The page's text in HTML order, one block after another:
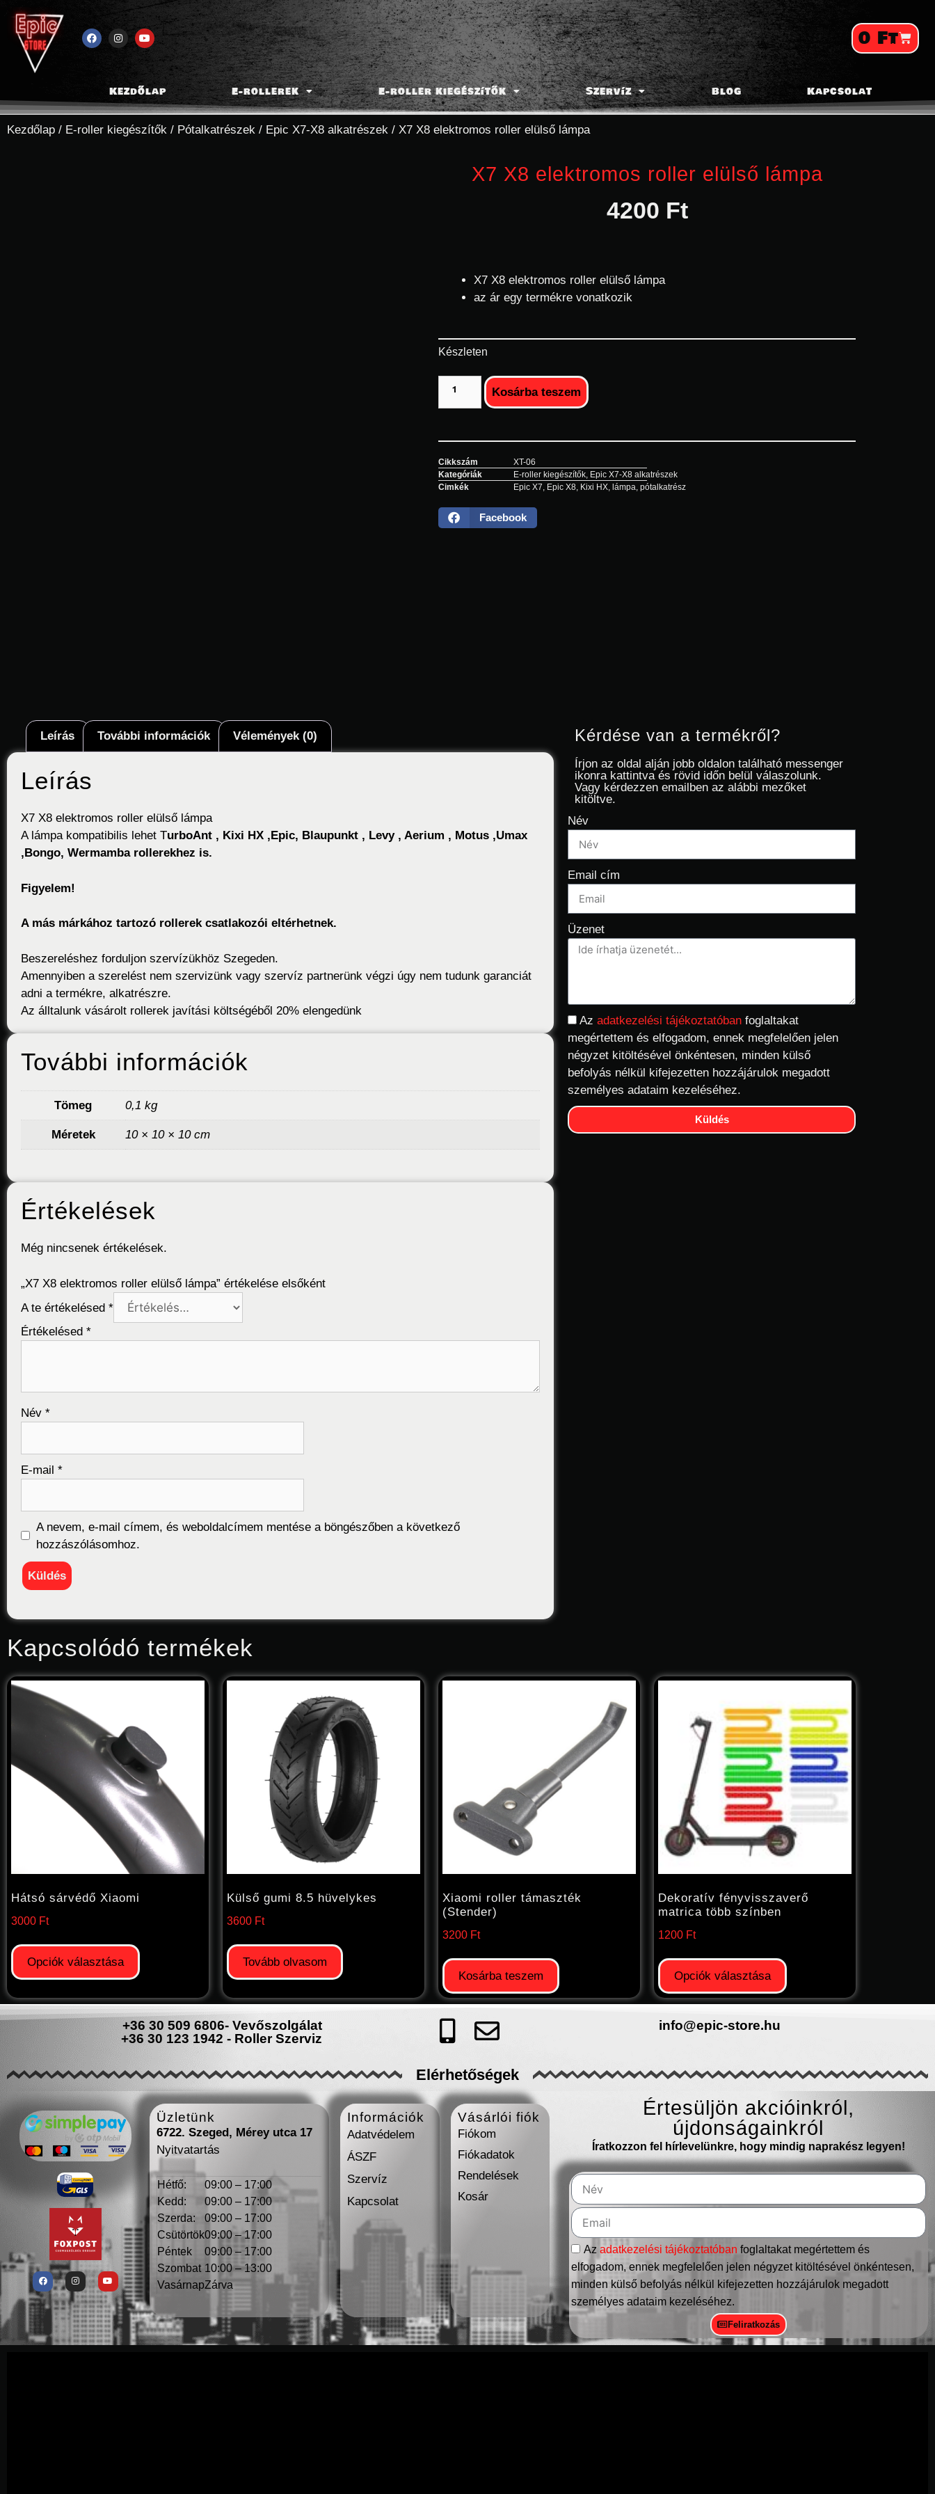
0 Ft
Kezdőlap E-rollerek E-roller kiegészítők Szervíz Blog Kapcsolat
Kezdőlap / E-roller kiegészítők / Pótalkatrészek / Epic X7-X8 alkatrészek / X7 X8 elektromos roller elülső lámpa
X7 X8 elektromos roller elülső lámpa
4200 Ft
X7 X8 elektromos roller elülső lámpa
az ár egy termékre vonatkozik
Készleten
Kosárba teszem
Cikkszám
XT-06
Kategóriák
E-roller kiegészítők, Epic X7-X8 alkatrészek
Cimkék
Epic X7, Epic X8, Kixi HX, lámpa, pótalkatrész
Facebook
Leírás További információk Vélemények (0)
Leírás
X7 X8 elektromos roller elülső lámpa
A lámpa kompatibilis lehet TurboAnt , Kixi HX ,Epic, Blaupunkt , Levy , Aerium , Motus ,Umax
,Bongo, Wermamba rollerekhez is.
Figyelem!
A más márkához tartozó rollerek csatlakozói eltérhetnek.
Beszereléshez forduljon szervízükhöz Szegeden.
Amennyiben a szerelést nem szervizünk vagy szervíz partnerünk végzi úgy nem tudunk garanciát
adni a termékre, alkatrészre.
Az álltalunk vásárolt rollerek javítási költségéből 20% elengedünk
További információk
Tömeg 0,1 kg
Méretek 10 × 10 × 10 cm
Értékelések
Még nincsenek értékelések.
„X7 X8 elektromos roller elülső lámpa” értékelése elsőként
A te értékelésed *
Értékelésed *
Név *
E-mail *
A nevem, e-mail címem, és weboldalcímem mentése a böngészőben a következő
hozzászólásomhoz.
Kérdése van a termékről?
Írjon az oldal alján jobb oldalon található messenger
ikonra kattintva és rövid időn belül válaszolunk.
Vagy kérdezzen emailben az alábbi mezőket
kitöltve.
Név
Email cím
Üzenet
Az adatkezelési tájékoztatóban foglaltakat
megértettem és elfogadom, ennek megfelelően jelen
négyzet kitöltésével önkéntesen, minden külső
befolyás nélkül kifejezetten hozzájárulok megadott
személyes adataim kezeléséhez.
Küldés
Kapcsolódó termékek
Hátsó sárvédő Xiaomi
3000 Ft
Opciók választása
Külső gumi 8.5 hüvelykes
3600 Ft
Tovább olvasom
Xiaomi roller támaszték
(Stender)
3200 Ft
Kosárba teszem
Dekoratív fényvisszaverő
matrica több színben
1200 Ft
Opciók választása
+36 30 509 6806- Vevőszolgálat
+36 30 123 1942 - Roller Szerviz
info@epic-store.hu
Elérhetőségek
Üzletünk
6722. Szeged, Mérey utca 17
Nyitvatartás
Hétfő:
09:00 – 17:00
Kedd:
09:00 – 17:00
Szerda:
09:00 – 17:00
Csütörtök09:00 – 17:00
Péntek
09:00 – 17:00
Szombat 10:00 – 13:00
VasárnapZárva
Információk
Adatvédelem
ÁSZF
Szervíz
Kapcsolat
Vásárlói fiók
Fiókom
Fiókadatok
Rendelések
Kosár
Értesüljön akcióinkról,
újdonságainkról
Íratkozzon fel hírlevelünkre, hogy mindig naprakész legyen!
Az adatkezelési tájékoztatóban foglaltakat megértettem és
elfogadom, ennek megfelelően jelen négyzet kitöltésével önkéntesen,
minden külső befolyás nélkül kifejezetten hozzájárulok megadott
személyes adataim kezeléséhez.
Feliratkozás